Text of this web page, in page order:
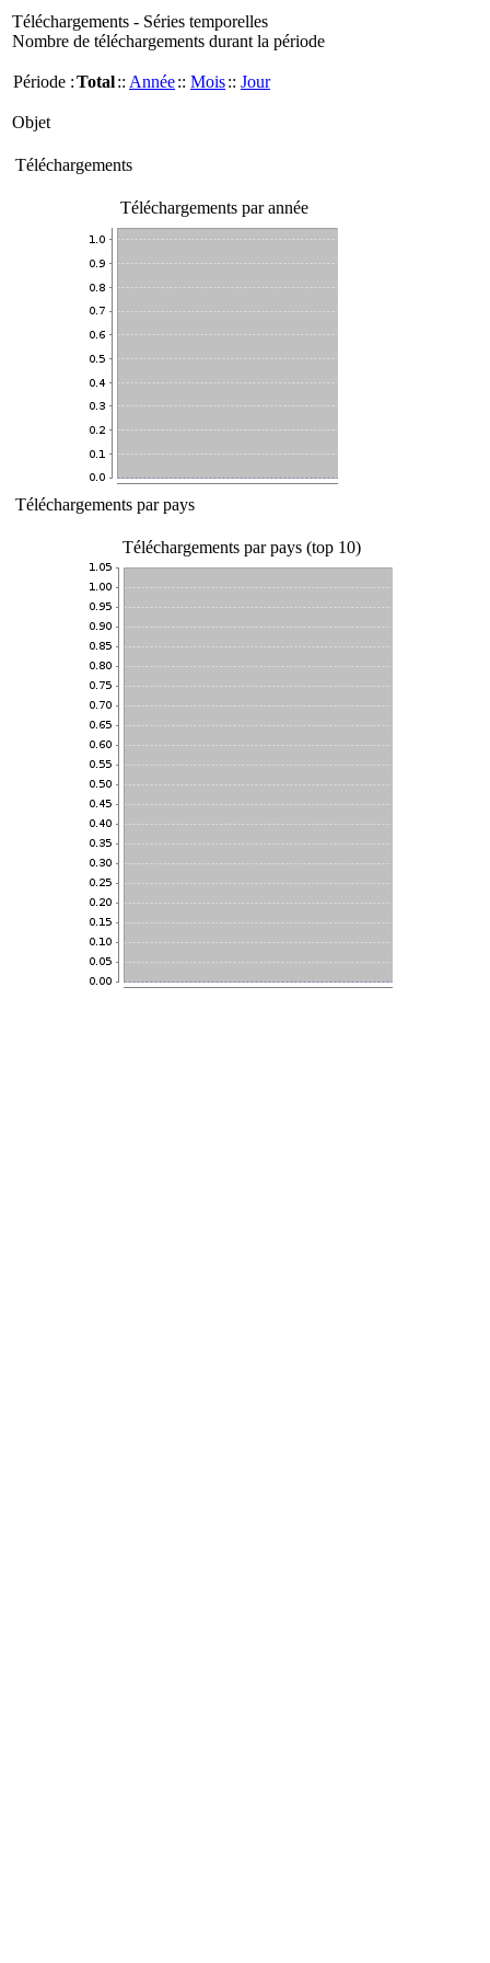
Téléchargements - Séries temporelles
Nombre de téléchargements durant la période
Période :Total:: Année:: Mois:: Jour
Objet
Téléchargements
Téléchargements par année
Téléchargements par pays
Téléchargements par pays (top 10)